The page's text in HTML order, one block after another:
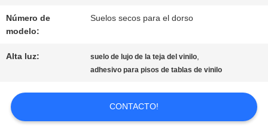
FÁBRICA
CONTROL
CALIDAD
Número de
modelo:
Suelos secos para el dorso
Alta luz: suelo de lujo de la teja del vinilo,
adhesivo para pisos de tablas de vinilo
CONTACTO!